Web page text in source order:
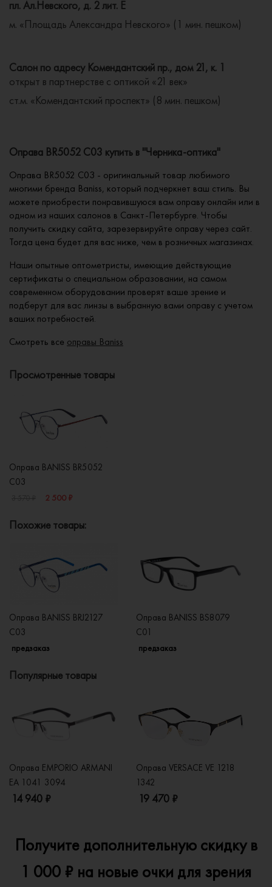
пл. Ал.Невского, д. 2 лит. Е
м. «Площадь Александра Невского» (1 мин. пешком)
Салон по адресу Комендантский пр., дом 21, к. 1
открыт в партнерстве с оптикой «21 век»
ст.м. «Комендантский проспект» (8 мин. пешком)
Оправа BR5052 C03 купить в "Черника-оптика"
Оправа BR5052 C03 - оригинальный товар любимого
многими бренда Baniss, который подчеркнет ваш стиль. Вы
можете приобрести понравившуюся вам оправу онлайн или в
одном из наших салонов в Санкт-Петербурге. Чтобы
получить скидку сайта, зарезервируйте оправу через сайт.
Тогда цена будет для вас ниже, чем в розничных магазинах.
Наши опытные оптометристы, имеющие действующие
сертификаты о специальном образовании, на самом
современном оборудовании проверят ваше зрение и
подберут для вас линзы в выбранную вами оправу с учетом
ваших потребностей.
Смотреть все оправы Baniss
Просмотренные товары
Оправа BANISS BR5052
C03
2 500 ₽
Похожие товары:
Оправа BANISS BRJ2127
C03
предзаказ
Оправа BANISS BS8079
C01
предзаказ
Популярные товары
Оправа EMPORIO ARMANI
EA 1041 3094
14 940 ₽
Оправа VERSACE VE 1218
1342
19 470 ₽
Получите дополнительную скидку в
1 000 ₽ на новые очки для зрения